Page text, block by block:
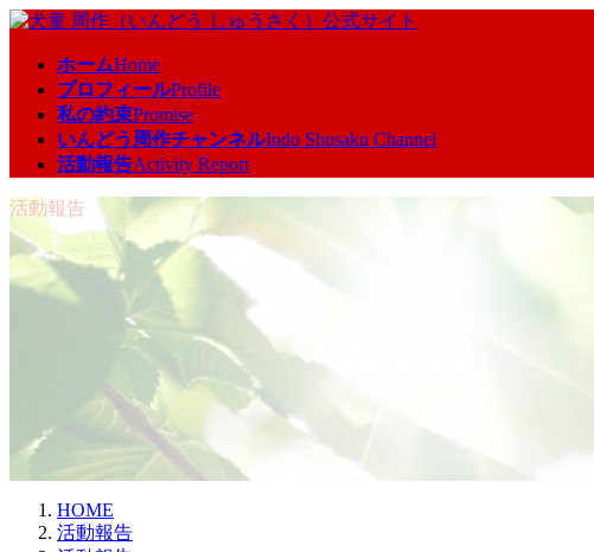
コ
キ
ッ
プ
ナ
に
移
動
ホームHome
プロフィールProfile
私の約束Promise
いんどう周作チャンネルIndo Shusaku Channel
活動報告Activity Report
活動報告
HOME
活動報告